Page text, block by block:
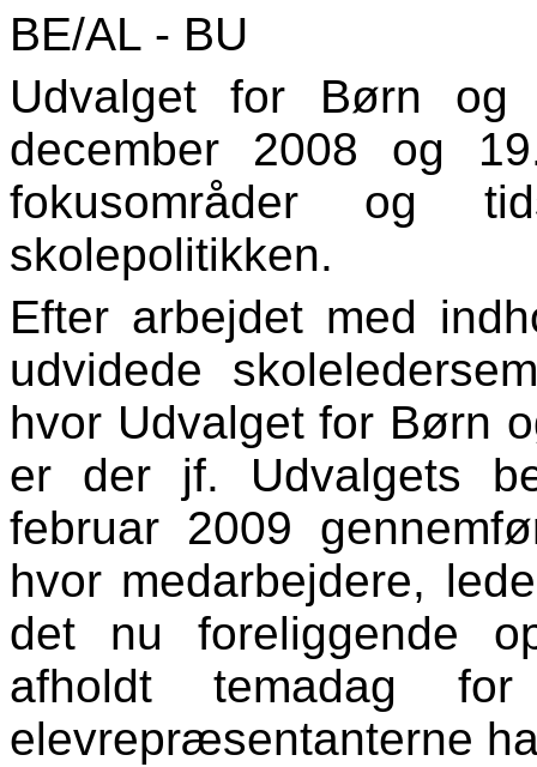
BE/AL - BU
Udvalget for Børn
december 2008 og
fokusområder og
skolepolitikken.
Efter arbejdet med
udvidede
hvor Udvalget for Børn
er der jf. Udvalgets
februar 2009
hvor medarbejdere,
det nu foreliggende
afholdt temadag for
elevrepræsentanterne